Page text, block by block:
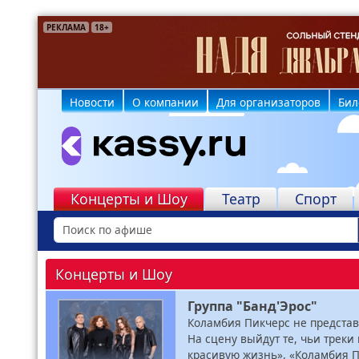
РЕКЛАМА 18+
РЕКЛАМА 6+
РЕКЛАМА 12+
РЕКЛАМА 12+
РЕКЛАМА 6+
РЕКЛАМА 18+
Новости О компании Для организаторов
Концерты и Шоу Театр Спорт
Концерты и Шоу
Группа "Банд'Эрос"
Коламбия Пикчерс не
На сцену выйдут те, чьи
красивую жизнь», «Коламбия